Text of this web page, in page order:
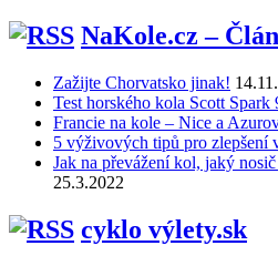
NaKole.cz –
Zažijte Chorvatsko jinak!
Test horského kola Scott Spark
Francie na kole – Nice a
5 výživových tipů pro zlepšení
Jak na převážení kol, jaký
25.3.2022
cyklo výlety.sk